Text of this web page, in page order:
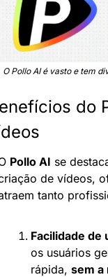
O Pollo AI é vasto e tem
do
Pollo AI se
de vídeos,
tanto
Facilidade de
os usuários
rápida, sem a